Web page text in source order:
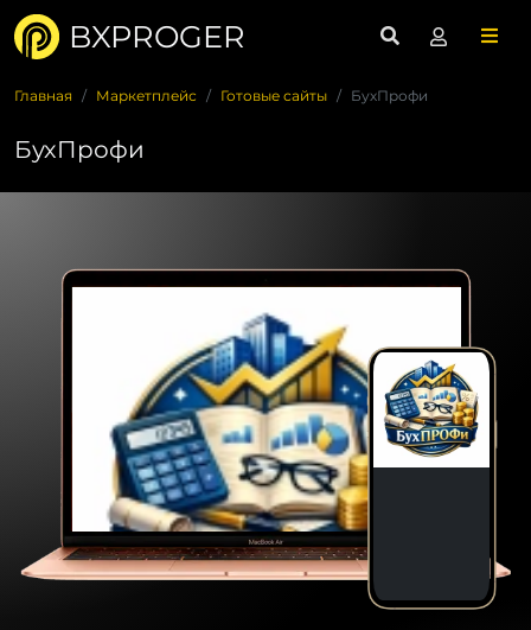
BXPROGER
Главная Маркетплейс Готовые сайты БухПрофи
БухПрофи